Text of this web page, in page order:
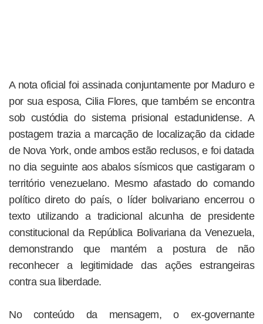
A nota oficial foi assinada conjuntamente por Maduro e
por sua esposa, Cilia Flores, que também se encontra
sob custódia do sistema prisional estadunidense. A
postagem trazia a marcação de localização da cidade
de Nova York, onde ambos estão reclusos, e foi datada
no dia seguinte aos abalos sísmicos que castigaram o
território venezuelano. Mesmo afastado do comando
político direto do país, o líder bolivariano encerrou o
texto utilizando a tradicional alcunha de presidente
constitucional da República Bolivariana da Venezuela,
demonstrando que mantém a postura de não
reconhecer a legitimidade das ações estrangeiras
contra sua liberdade.
No conteúdo da mensagem, o ex-governante